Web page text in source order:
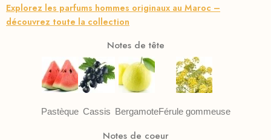
Explorez les parfums hommes originaux au Maroc –
découvrez toute la collection
Notes de tête
Pastèque Cassis BergamoteFérule gommeuse
Notes de coeur